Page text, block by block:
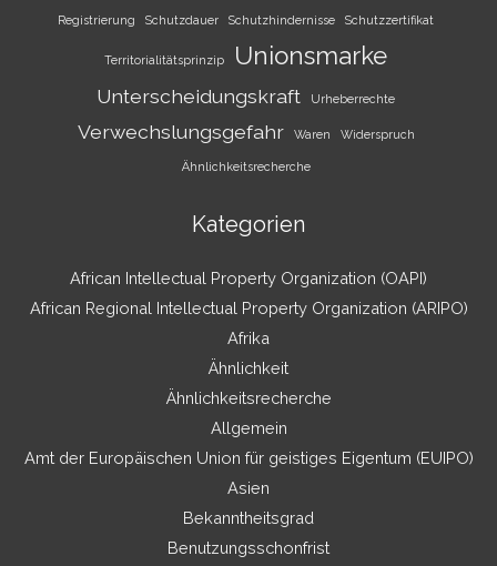
Registrierung Schutzdauer Schutzhindernisse Schutzzertifikat
Territorialitätsprinzip Unionsmarke
Unterscheidungskraft Urheberrechte
Verwechslungsgefahr Waren Widerspruch
Ähnlichkeitsrecherche
Kategorien
African Intellectual Property Organization (OAPI)
African Regional Intellectual Property Organization (ARIPO)
Afrika
Ähnlichkeit
Ähnlichkeitsrecherche
Allgemein
Amt der Europäischen Union für geistiges Eigentum (EUIPO)
Asien
Bekanntheitsgrad
Benutzungsschonfrist